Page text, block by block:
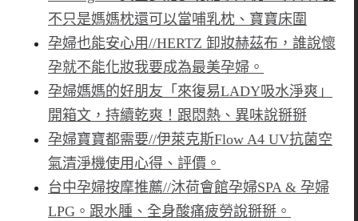
不只是媽媽枕還可以當哺乳枕、寶寶床圍
孕婦也能安心用//HERTZ 卸妝赫茲布，誰說懷
孕就不能化妝我要成為最美孕婦。
孕婦媽媽的好朋友「來復易LADY吸水淨爽」
開箱文，持續乾爽！跟悶熱、異味說掰掰
孕婦寶寶都需要//伊萊克斯Flow A4 UV抗菌空
氣清淨機使用心得、評價。
台中孕婦按摩推薦//沐荷會館孕婦SPA & 孕婦
LPG。跟水腫、全身酸痛疲勞說掰掰。